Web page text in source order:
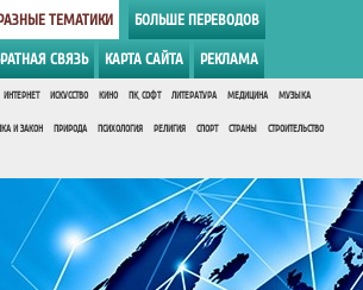
ТЕМАТИКИ БОЛЬШЕ ПЕРЕВОДОВ
СВЯЗЬ КАРТА САЙТА РЕКЛАМА
ИНТЕРНЕТ ИСКУССТВО КИНО ПК, СОФТ ЛИТЕРАТУРА МЕДИЦИНА МУЗЫКА
И ЗАКОН ПРИРОДА ПСИХОЛОГИЯ РЕЛИГИЯ СПОРТ СТРАНЫ СТРОИТЕЛЬСТВО